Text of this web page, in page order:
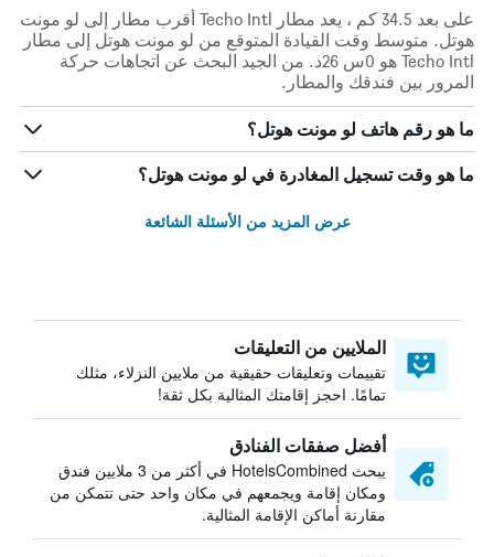
على بعد 34.5 كم ، يعد مطار Techo Intl أقرب مطار إلى لو مونت
هوتل. متوسط وقت القيادة المتوقع من لو مونت هوتل إلى مطار
Techo Intl هو 0س 26د. من الجيد البحث عن اتجاهات حركة
المرور بين فندقك والمطار.
ما هو رقم هاتف لو مونت هوتل؟
ما هو وقت تسجيل المغادرة في لو مونت هوتل؟
عرض المزيد من الأسئلة الشائعة
الملايين من التعليقات
تقييمات وتعليقات حقيقية من ملايين النزلاء، مثلك
تمامًا. احجز إقامتك المثالية بكل ثقة!
أفضل صفقات الفنادق
يبحث HotelsCombined في أكثر من 3 ملايين فندق
ومكان إقامة ويجمعهم في مكان واحد حتى تتمكن من
مقارنة أماكن الإقامة المثالية.